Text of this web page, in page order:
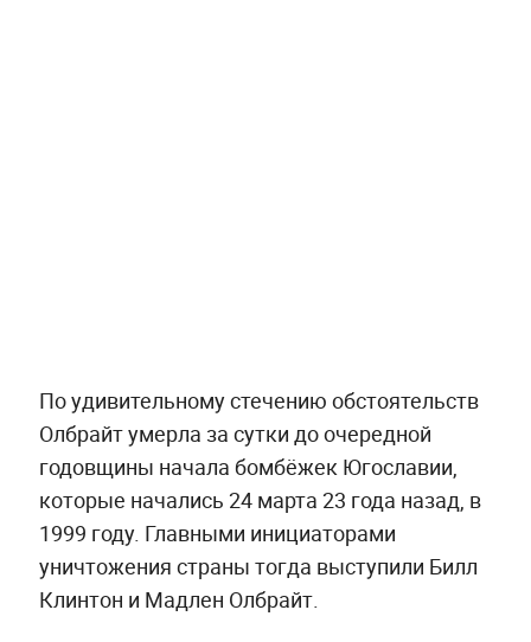
По удивительному стечению обстоятельств
Олбрайт умерла за сутки до очередной
годовщины начала бомбёжек Югославии,
которые начались 24 марта 23 года назад, в
1999 году. Главными инициаторами
уничтожения страны тогда выступили Билл
Клинтон и Мадлен Олбрайт.